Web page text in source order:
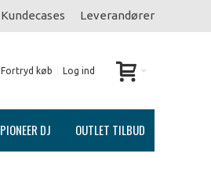
Kundecases Leverandører
Fortryd køb Log ind
PIONEER DJ OUTLET TILBUD